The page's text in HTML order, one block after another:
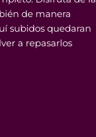
de manera
subidos quedaran
a repasarlos